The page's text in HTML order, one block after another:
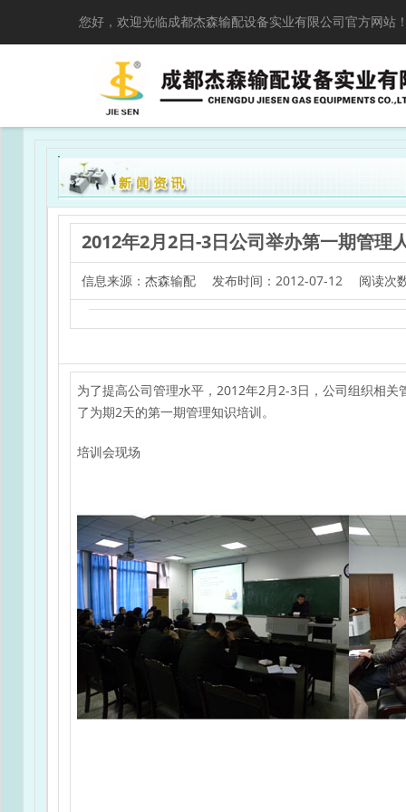
您好，欢迎光临成都杰森输配设备实业有限公司官方网站！
2012年2月2日-3日公司举办第一期管理
信息来源：杰森输配 发布时间：2012-07-12 阅读次
为了提高公司管理水平，2012年2月2-3日，公司组织相
了为期2天的第一期管理知识培训。
培训会现场